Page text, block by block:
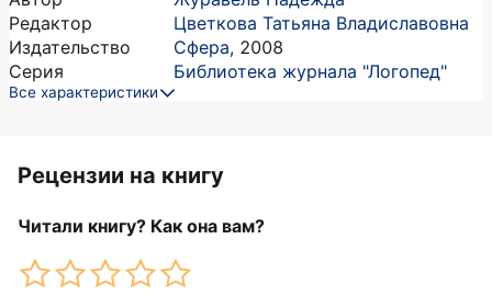
Редактор
Цветкова Татьяна Владиславовна
Издательство
Сфера, 2008
Серия
Библиотека журнала "Логопед"
Все характеристики
Рецензии на книгу
Читали книгу? Как она вам?